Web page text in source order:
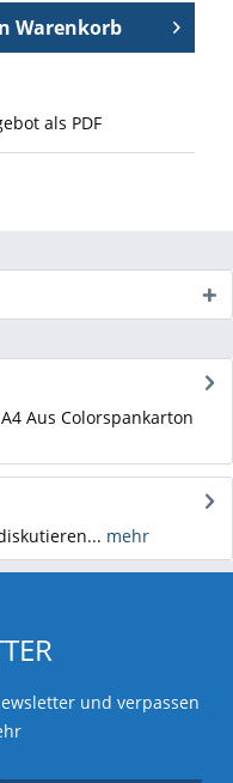
Warenkorb
als PDF
Aus Colorspankarton
mehr
und verpassen